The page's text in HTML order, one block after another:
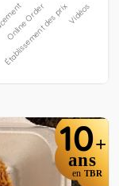
10+
ans
en TBR